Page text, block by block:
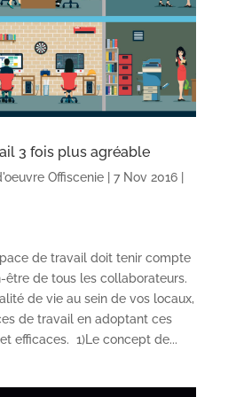
3 fois plus agréable
Offiscenie| 7 Nov 2016|
de travail doit tenir compte
de tous les collaborateurs.
de vie au sein de vos locaux,
de travail en adoptant ces
efficaces. 1)Le concept de...